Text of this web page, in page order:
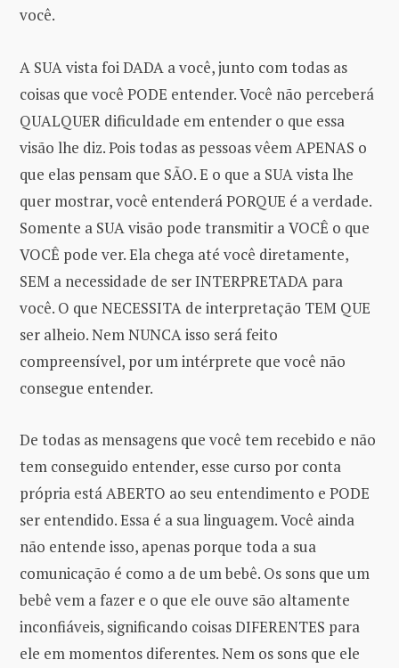
você.
A SUA vista foi DADA a você, junto com todas as
coisas que você PODE entender. Você não perceberá
QUALQUER dificuldade em entender o que essa
visão lhe diz. Pois todas as pessoas vêem APENAS o
que elas pensam que SÃO. E o que a SUA vista lhe
quer mostrar, você entenderá PORQUE é a verdade.
Somente a SUA visão pode transmitir a VOCÊ o que
VOCÊ pode ver. Ela chega até você diretamente,
SEM a necessidade de ser INTERPRETADA para
você. O que NECESSITA de interpretação TEM QUE
ser alheio. Nem NUNCA isso será feito
compreensível, por um intérprete que você não
consegue entender.
De todas as mensagens que você tem recebido e não
tem conseguido entender, esse curso por conta
própria está ABERTO ao seu entendimento e PODE
ser entendido. Essa é a sua linguagem. Você ainda
não entende isso, apenas porque toda a sua
comunicação é como a de um bebê. Os sons que um
bebê vem a fazer e o que ele ouve são altamente
inconfiáveis, significando coisas DIFERENTES para
ele em momentos diferentes. Nem os sons que ele